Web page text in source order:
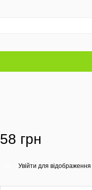
58 грн
Увійти для відображення